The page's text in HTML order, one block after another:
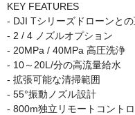
KEY FEATURES
- DJI Tシリーズドローンと
- 2 / 4 ノズルオプション
- 20MPa / 40MPa 高圧洗浄
- 10～20L/分の高流量給水
- 拡張可能な清掃範囲
- 55°振動ノズル設計
- 800m独立リモートコント